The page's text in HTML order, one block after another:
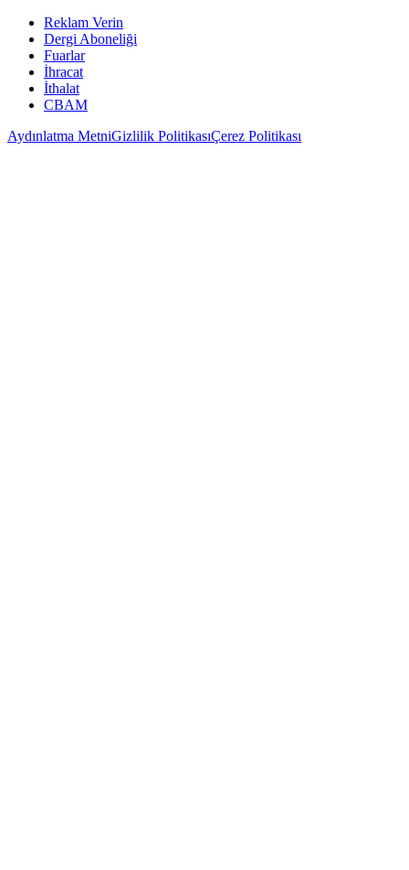
Reklam Verin
Dergi Aboneliği
Fuarlar
İhracat
İthalat
CBAM
Aydınlatma MetniGizlilik PolitikasıÇerez Politikası